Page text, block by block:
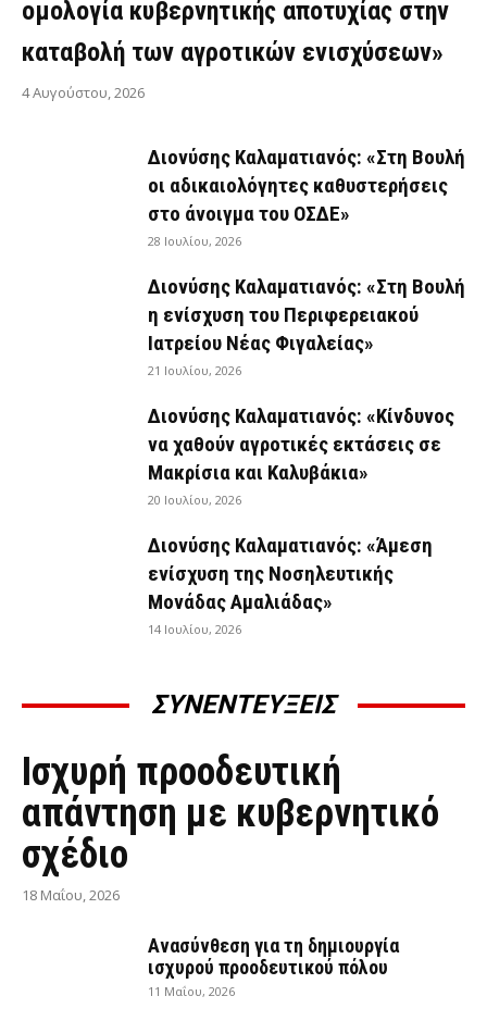
ομολογία κυβερνητικής αποτυχίας στην
καταβολή των αγροτικών ενισχύσεων»
4 Αυγούστου, 2026
Διονύσης Καλαματιανός: «Στη Βουλή
οι αδικαιολόγητες καθυστερήσεις
στο άνοιγμα του ΟΣΔΕ»
28 Ιουλίου, 2026
Διονύσης Καλαματιανός: «Στη Βουλή
η ενίσχυση του Περιφερειακού
Ιατρείου Νέας Φιγαλείας»
21 Ιουλίου, 2026
Διονύσης Καλαματιανός: «Κίνδυνος
να χαθούν αγροτικές εκτάσεις σε
Μακρίσια και Καλυβάκια»
20 Ιουλίου, 2026
Διονύσης Καλαματιανός: «Άμεση
ενίσχυση της Νοσηλευτικής
Μονάδας Αμαλιάδας»
14 Ιουλίου, 2026
ΣΥΝΕΝΤΕΥΞΕΙΣ
ΣΥΝΕΝΤΕΎΞΕΙΣ
Ισχυρή προοδευτική
απάντηση με κυβερνητικό
σχέδιο
18 Μαΐου, 2026
Ανασύνθεση για τη δημιουργία
ισχυρού προοδευτικού πόλου
11 Μαΐου, 2026